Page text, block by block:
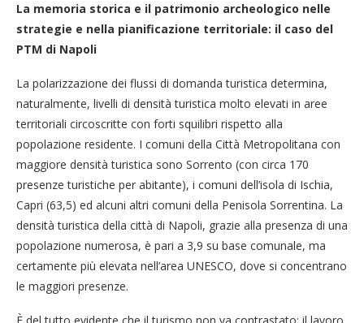
La memoria storica e il patrimonio archeologico nelle
strategie e nella pianificazione territoriale: il caso del
PTM di Napoli
La polarizzazione dei flussi di domanda turistica determina,
naturalmente, livelli di densità turistica molto elevati in aree
territoriali circoscritte con forti squilibri rispetto alla
popolazione residente. I comuni della Città Metropolitana con
maggiore densità turistica sono Sorrento (con circa 170
presenze turistiche per abitante), i comuni dell’isola di Ischia,
Capri (63,5) ed alcuni altri comuni della Penisola Sorrentina. La
densità turistica della città di Napoli, grazie alla presenza di una
popolazione numerosa, è pari a 3,9 su base comunale, ma
certamente più elevata nell’area UNESCO, dove si concentrano
le maggiori presenze.